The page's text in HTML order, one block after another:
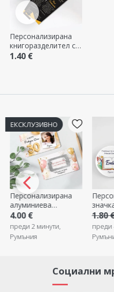
Персонализирана
книгоразделител с
послание за
1.40 €
ЕКСКЛУЗИВНО
Персонализирана
алуминиева
картичка, отпред и
отзад, с
фотография и
послание - Честит
4.00 €
преди 2 минути,
Румъния
1.80
преди
Социални